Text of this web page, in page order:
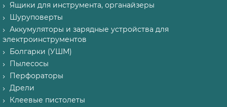
Ящики для инструмента, органайзеры
Шуруповерты
Аккумуляторы и зарядные устройства для
электроинструментов
Болгарки (УШМ)
Пылесосы
Перфораторы
Дрели
Клеевые пистолеты